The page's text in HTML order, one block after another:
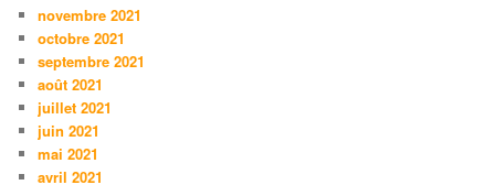
novembre 2021
octobre 2021
septembre 2021
août 2021
juillet 2021
juin 2021
mai 2021
avril 2021